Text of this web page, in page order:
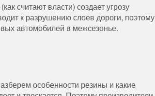
считают власти) создает угрозу
к разрушению слоев дороги, поэтому
автомобилей в межсезонье.
особенности резины и какие